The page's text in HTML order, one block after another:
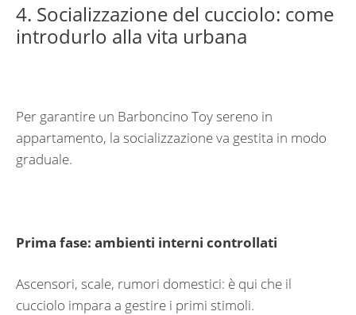
4. Socializzazione del cucciolo: come
introdurlo alla vita urbana
Per garantire un Barboncino Toy sereno in
appartamento, la socializzazione va gestita in modo
graduale.
Prima fase: ambienti interni controllati
Ascensori, scale, rumori domestici: è qui che il
cucciolo impara a gestire i primi stimoli.